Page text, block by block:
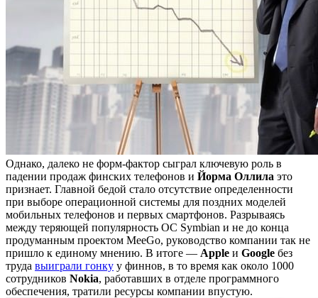
Однако, далеко не форм-фактор сыграл ключевую роль в
падении продаж финских телефонов и Йорма Оллила это
признает. Главной бедой стало отсутствие определенности
при выборе операционной системы для поздних моделей
мобильных телефонов и первых смартфонов. Разрываясь
между теряющей популярность ОС Symbian и не до конца
продуманным проектом MeeGo, руководство компании так не
пришло к единому мнению. В итоге — Apple и Google без
труда выиграли гонку у финнов, в то время как около 1000
сотрудников Nokia, работавших в отделе программного
обеспечения, тратили ресурсы компании впустую.